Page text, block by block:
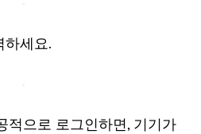
하세요.
적으로 로그인하면, 기기가